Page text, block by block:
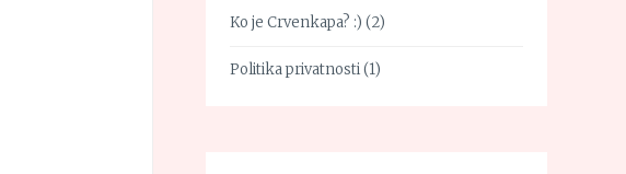
Ko je Crvenkapa? :) (2)
Politika privatnosti(1)